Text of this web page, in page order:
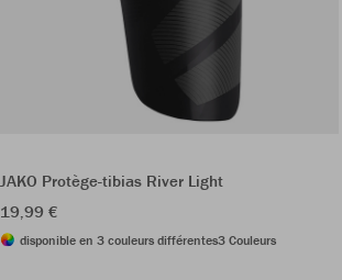
JAKO Protège-tibias River Light
19,99 €
disponible en 3 couleurs différentes3 Couleurs